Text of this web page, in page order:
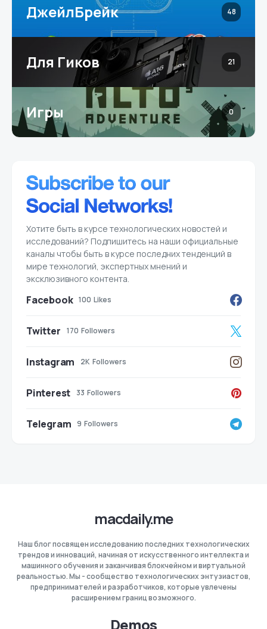
ДжейлБрейк 48
Для Гиков 21
Игры 0
Хотите быть в курсе технологических новостей и
исследований? Подпишитесь на наши официальные
каналы чтобы быть в курсе последних тенденций в
мире технологий, экспертных мнений и
эксклюзивного контента.
Facebook 100 Likes
Twitter 170 Followers
Instagram 2K Followers
Pinterest 33 Followers
Telegram 9 Followers
macdaily.me
Наш блог посвящен исследованию последних технологических
трендов и инноваций, начиная от искусственного интеллекта и
машинного обучения и заканчивая блокчейном и виртуальной
реальностью. Мы - сообщество технологических энтузиастов,
предпринимателей и разработчиков, которые увлечены
расширением границ возможного.
Demos